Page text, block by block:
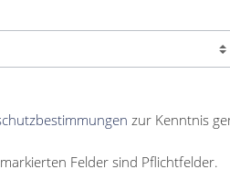
zur Kenntnis
Felder sind Pflichtfelder.